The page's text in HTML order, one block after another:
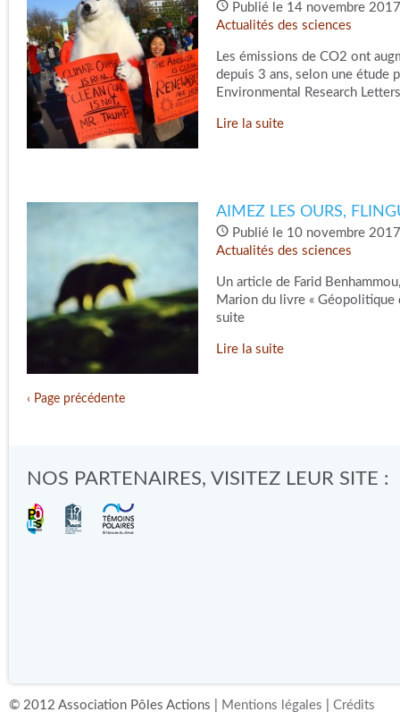
Publié le 14 novembre
Actualités des sciences
Les émissions de CO2 ont
depuis 3 ans, selon une étude
Environmental Research
Lire la suite
AIMEZ LES OURS,
Publié le 10 novembre
Actualités des sciences
Un article de Farid
Marion du livre « Géopolitique
suite
Lire la suite
‹ Page précédente
NOS PARTENAIRES, VISITEZ LEUR SITE :
© 2012 Association Pôles Actions | Mentions légales Crédits